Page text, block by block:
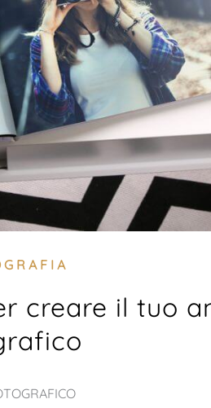
creare il tuo